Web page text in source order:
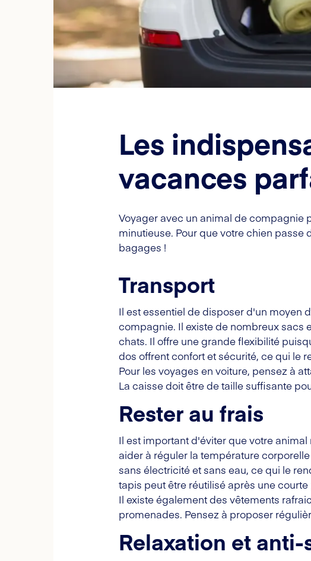
Les
vacances
Voyager avec un animal de compagnie
minutieuse. Pour que votre chien
bagages !
Transport
Il est essentiel de disposer d'un moyen
compagnie. Il existe de nombreux sacs
chats. Il offre une grande flexibilité
dos offrent confort et sécurité, ce qui le
Pour les voyages en voiture, pensez à
La caisse doit être de taille suffisante
Rester au frais
Il est important d'éviter que votre
aider à réguler la température
sans électricité et sans eau, ce qui le
tapis peut être réutilisé après une courte
Il existe également des vêtements
promenades. Pensez à proposer
Relaxation et anti-